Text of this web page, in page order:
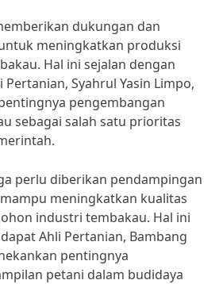
dukungan dan
meningkatkan produksi
Hal ini sejalan dengan
Syahrul Yasin Limpo,
pengembangan
sebagai salah satu prioritas
perlu diberikan pendampingan
meningkatkan kualitas
industri tembakau. Hal ini
Ahli Pertanian, Bambang
pentingnya
petani dalam budidaya